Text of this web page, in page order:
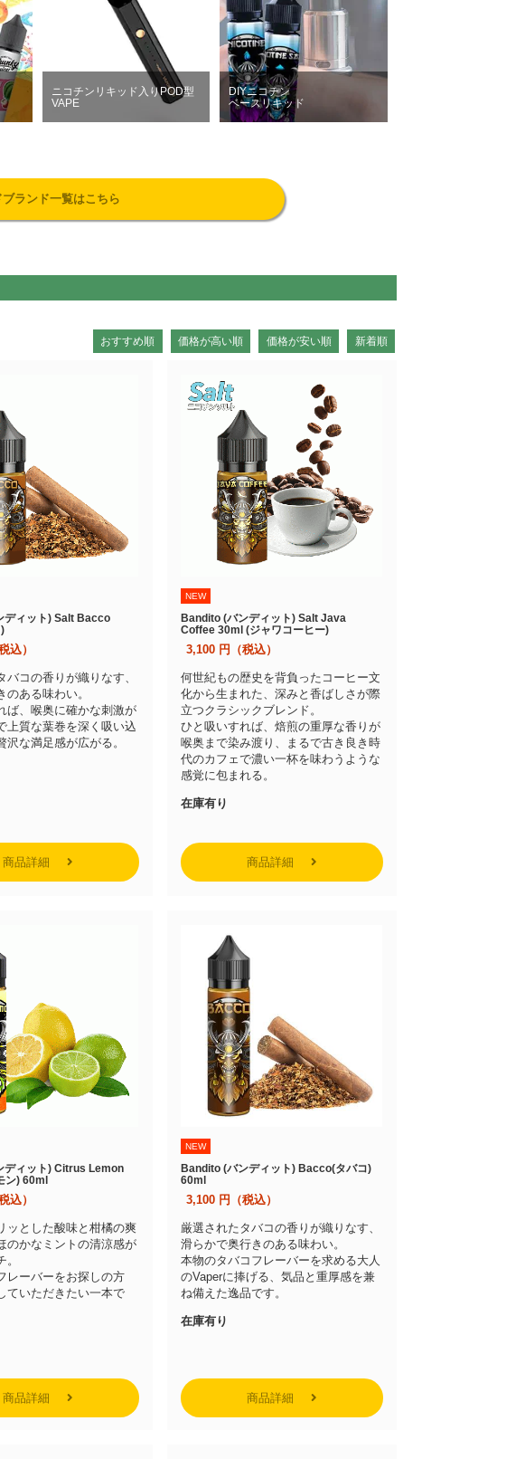
ニコチンリキッド入りPOD型
VAPE
DIYニコチン
ベースリキッド
ブランド一覧はこちら
おすすめ順 価格が高い順 価格が安い順 新着順
ディット) Salt Bacco
込）
バコの香りが織りなす、
のある味わい。
ば、喉奥に確かな刺激が
上質な葉巻を深く吸い込
沢な満足感が広がる。
商品詳細
NEW
Bandito (バンディット) Salt Java
Coffee 30ml (ジャワコーヒー)
3,100 円（税込）
何世紀もの歴史を背負ったコーヒー文
化から生まれた、深みと香ばしさが際
立つクラシックブレンド。
ひと吸いすれば、焙煎の重厚な香りが
喉奥まで染み渡り、まるで古き良き時
代のカフェで濃い一杯を味わうような
感覚に包まれる。
在庫有り
商品詳細
ディット) Citrus Lemon
ン) 60ml
込）
ッとした酸味と柑橘の爽
のかなミントの清涼感が
レーバーをお探しの方
ていただきたい一本で
商品詳細
NEW
Bandito (バンディット) Bacco(タバコ)
60ml
3,100 円（税込）
厳選されたタバコの香りが織りなす、
滑らかで奥行きのある味わい。
本物のタバコフレーバーを求める大人
のVaperに捧げる、気品と重厚感を兼
ね備えた逸品です。
在庫有り
商品詳細